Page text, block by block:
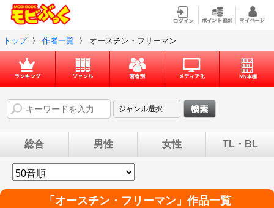
トップ 〉 作者一覧 〉 オースチン・フリーマン
総合 男性 女性 TL・BL
「 オースチン・フリーマン」作品一覧